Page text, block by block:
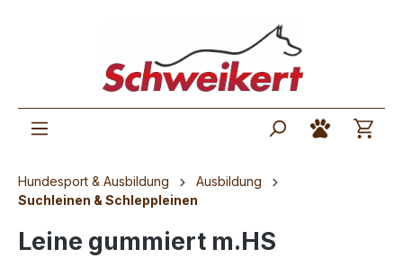
Hundesport & Ausbildung
Ausbildung
Suchleinen & Schleppleinen
Leine gummiert m.HS